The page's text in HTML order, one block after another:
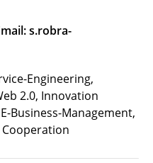
s.robra-
Engineering,
2.0, Innovation
Business-Management,
Cooperation